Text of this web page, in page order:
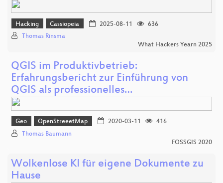
Hacking Cassiopeia 2025-08-11
636
Thomas Rinsma
What Hackers Yearn 2025
QGIS im Produktivbetrieb:
Erfahrungsbericht zur Einführung von
QGIS als professionelles…
Geo OpenStreeetMap 2020-03-11
416
Thomas Baumann
FOSSGIS 2020
Wolkenlose KI für eigene Dokumente zu
Hause